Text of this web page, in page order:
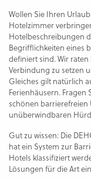
Wollen Sie Ihren
Hotelzimmer
Hotelbeschreibungen
Begrifflichkeiten eines
definiert sind. Wir
Verbindung zu setzen
Gleiches gilt natürlich
Ferienhäusern. Fragen
schönen
unüberwindbaren
Gut zu wissen: Die
hat ein System zur
Hotels klassifiziert
Lösungen für die Art